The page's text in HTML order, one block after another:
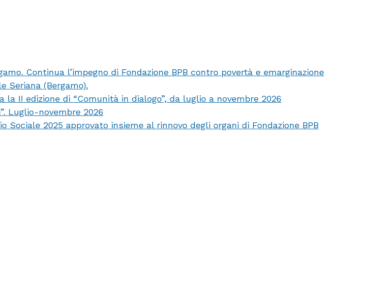
Continua l’impegno di Fondazione BPB contro povertà e emarginazione
Seriana (Bergamo).
la II edizione di “Comunità in dialogo”, da luglio a novembre 2026
Luglio-novembre 2026
2025 approvato insieme al rinnovo degli organi di Fondazione BPB